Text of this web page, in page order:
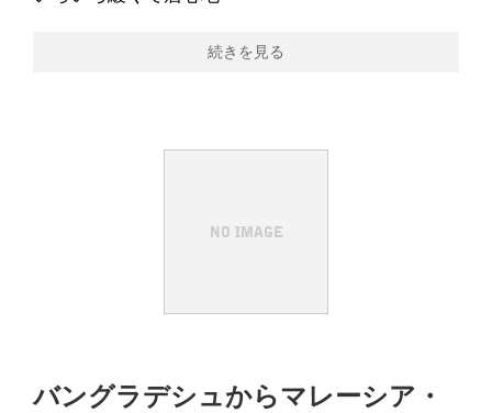
続きを見る
バングラデシュからマレーシア・